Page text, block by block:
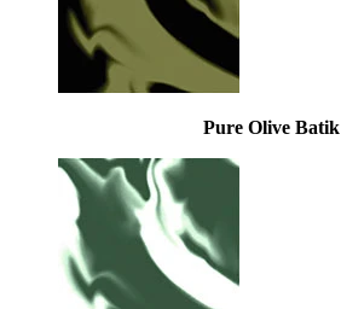
Pure Olive Batik